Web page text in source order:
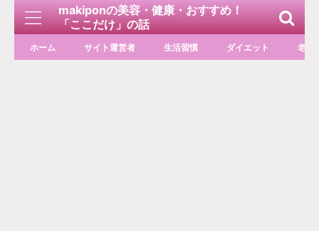
makiponの美容・健康・おすすめ！
「ここだけ」の話
ホーム サイト運営者 生活習慣 ダイエット 老化